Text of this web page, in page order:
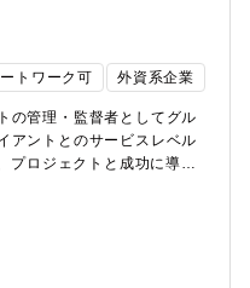
トワーク可 外資系企業
の管理・監督者としてグル
アントとのサービスレベル
プロジェクトと成功に導く
ビスレベル契約の理解した
析し必要に応じて改善計画
集、予測、予算編成■ 担当
トレーニング関連業務など